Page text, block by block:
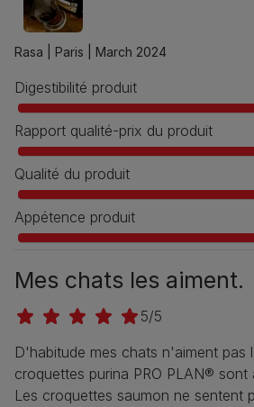
Rasa | Paris | March 2024
Digestibilité produit
Rapport qualité-prix du produit
Qualité du produit
Appétence produit
Mes chats les aiment.
5/5
D'habitude mes chats n'aiment pas
croquettes purina PRO PLAN® sont
Les croquettes saumon ne sentent